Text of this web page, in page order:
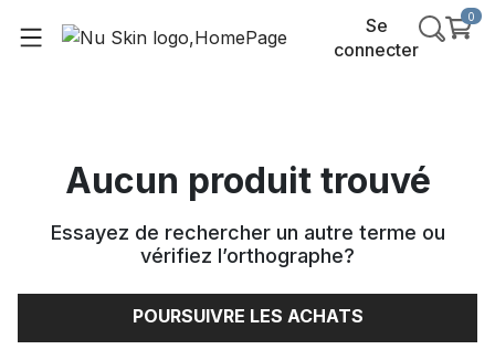
Se
connecter
0
Aucun produit trouvé
Essayez de rechercher un autre terme ou
vérifiez l’orthographe?
POURSUIVRE LES ACHATS